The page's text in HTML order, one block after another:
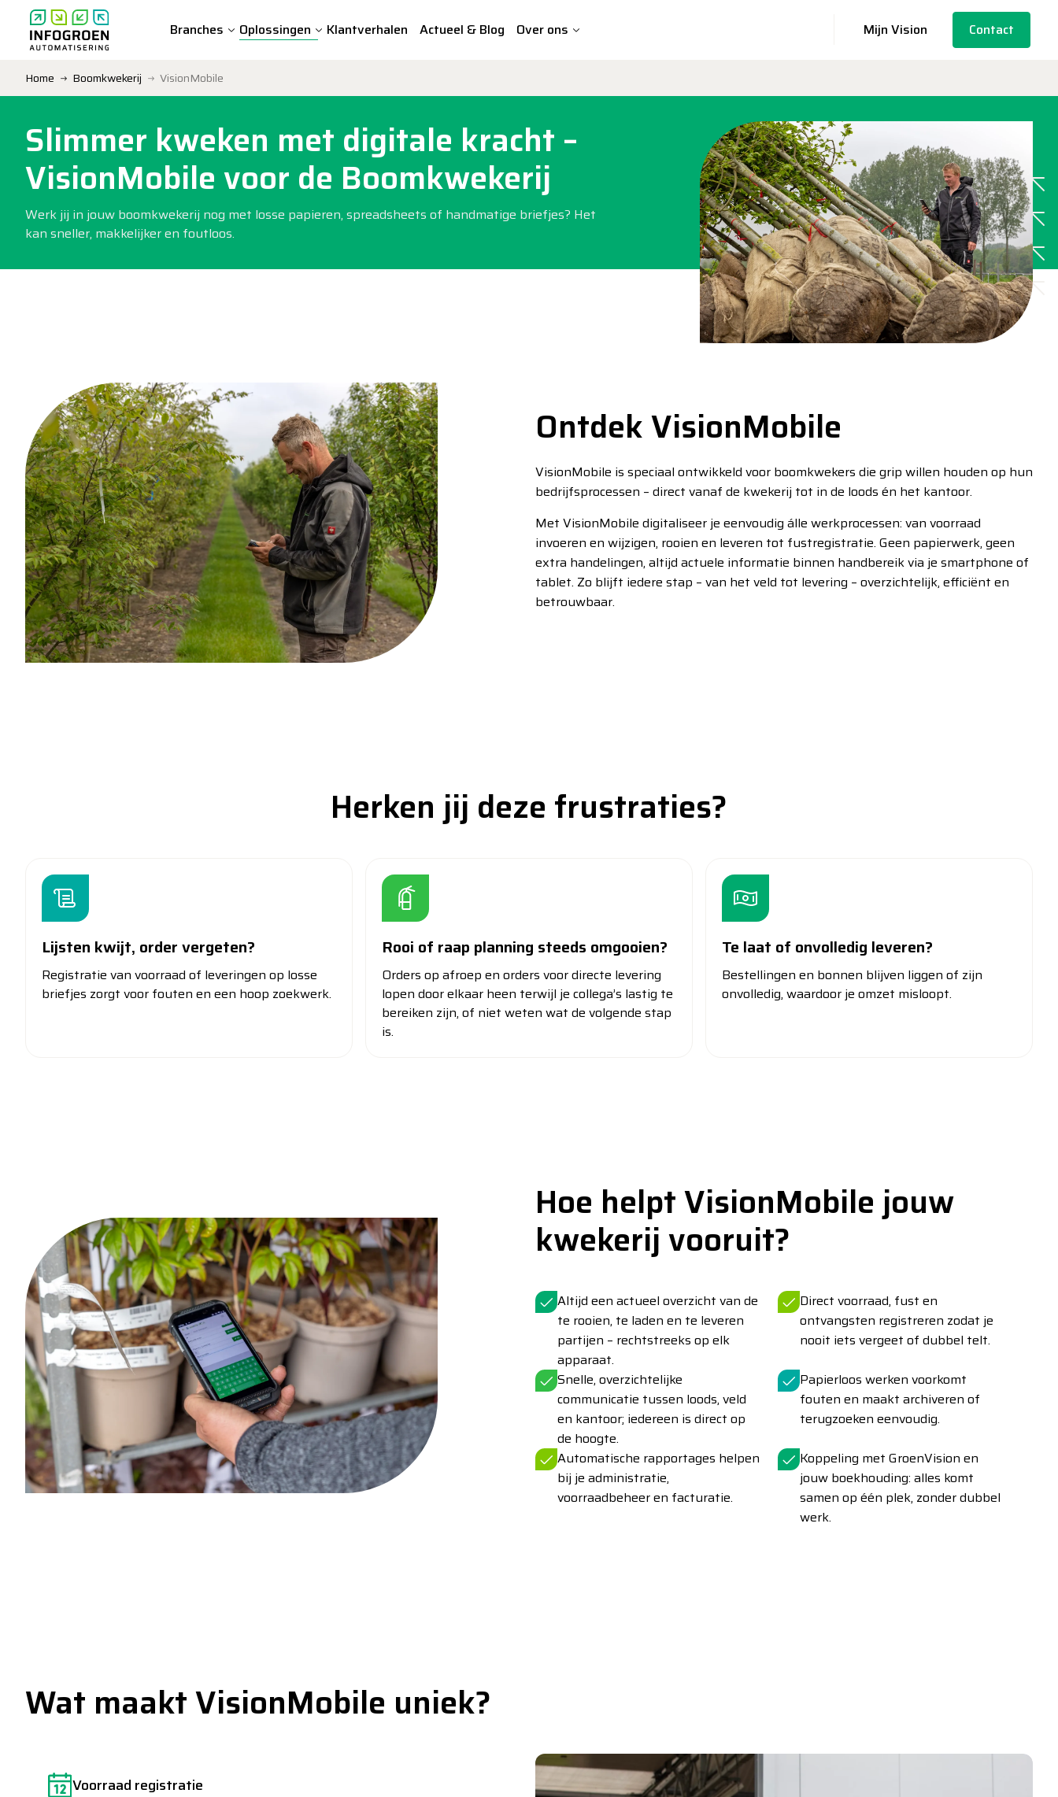
Branches Oplossingen Klantverhalen Actueel & Blog Over ons Mijn Vision Contact
Home Boomkwekerij VisionMobile
Slimmer kweken met digitale kracht –
VisionMobile voor de Boomkwekerij
Werk jij in jouw boomkwekerij nog met losse papieren, spreadsheets of handmatige briefjes? Het
kan sneller, makkelijker en foutloos.
Ontdek VisionMobile
VisionMobile is speciaal ontwikkeld voor boomkwekers die grip willen houden op hun
bedrijfsprocessen – direct vanaf de kwekerij tot in de loods én het kantoor.
Met VisionMobile digitaliseer je eenvoudig álle werkprocessen: van voorraad
invoeren en wijzigen, rooien en leveren tot fustregistratie. Geen papierwerk, geen
extra handelingen, altijd actuele informatie binnen handbereik via je smartphone of
tablet. Zo blijft iedere stap – van het veld tot levering – overzichtelijk, efficiënt en
betrouwbaar.
Herken jij deze frustraties?
Lijsten kwijt, order vergeten?
Registratie van voorraad of leveringen op losse
briefjes zorgt voor fouten en een hoop zoekwerk.
Rooi of raap planning steeds omgooien?
Orders op afroep en orders voor directe levering
lopen door elkaar heen terwijl je collega’s lastig te
bereiken zijn, of niet weten wat de volgende stap
is.
Te laat of onvolledig leveren?
Bestellingen en bonnen blijven liggen of zijn
onvolledig, waardoor je omzet misloopt.
Hoe helpt VisionMobile jouw
kwekerij vooruit?
Altijd een actueel overzicht van de
te rooien, te laden en te leveren
partijen – rechtstreeks op elk
apparaat.
Direct voorraad, fust en
ontvangsten registreren zodat je
nooit iets vergeet of dubbel telt.
Snelle, overzichtelijke
communicatie tussen loods, veld
en kantoor; iedereen is direct op
de hoogte.
Papierloos werken voorkomt
fouten en maakt archiveren of
terugzoeken eenvoudig.
Automatische rapportages helpen
bij je administratie,
voorraadbeheer en facturatie.
Koppeling met GroenVision en
jouw boekhouding: alles komt
samen op één plek, zonder dubbel
werk.
Wat maakt VisionMobile uniek?
Voorraad registratie